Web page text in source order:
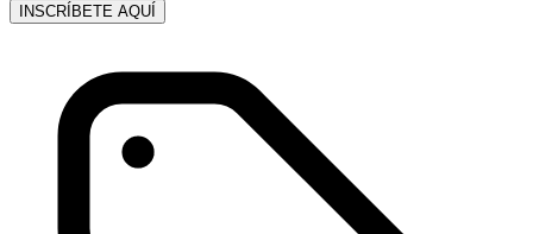
INSCRÍBETE AQUÍ